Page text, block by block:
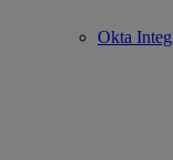
Okta